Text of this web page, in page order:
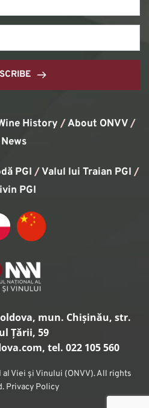
History / About ONVV/
News
PGI /Valul lui Traian PGI
PGI
mun. Chișinău, str.
Țării, 59
tel. 022 105 560
Viei și Vinului (ONVV). All rights
Privacy Policy